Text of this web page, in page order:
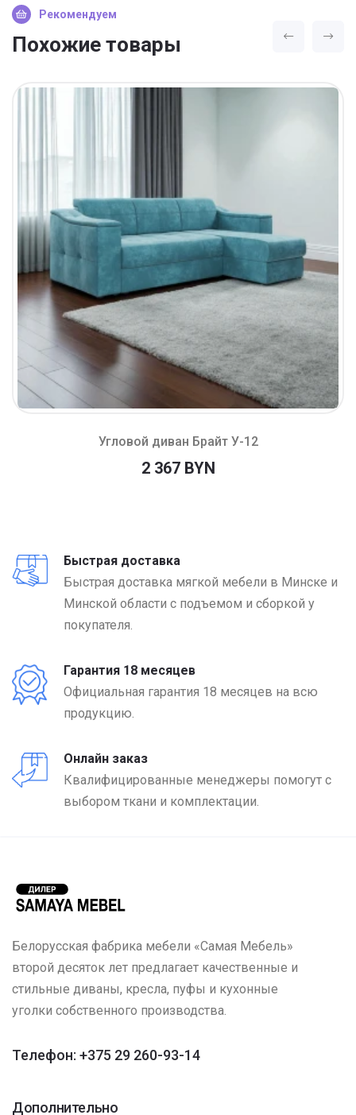
Рекомендуем
Похожие товары
Угловой диван Брайт У-12
2 367 BYN
Быстрая доставка
Быстрая доставка мягкой мебели в Минске и
Минской области с подъемом и сборкой у
покупателя.
Гарантия 18 месяцев
Официальная гарантия 18 месяцев на всю
продукцию.
Онлайн заказ
Квалифицированные менеджеры помогут с
выбором ткани и комплектации.
Белорусская фабрика мебели «Самая Мебель»
второй десяток лет предлагает качественные и
стильные диваны, кресла, пуфы и кухонные
уголки собственного производства.
Телефон: +375 29 260-93-14
Дополнительно